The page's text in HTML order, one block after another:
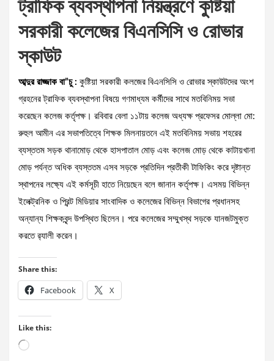
সরকারী কলেজের বিএনসিসি ও রোভার
স্কাউট
আব্দুর রাজ্জাক বা”চু : কুষ্টিয়া সরকারী কলজের বিএনসিসি ও রোভার স্কাউটদের অংশ
গ্রহনের ট্রাফিক ব্যবস্থাপনা বিষয়ে গণমাধ্যম কর্মীদের সাথে মতবিনিময় সভা
করেছেন কলেজ কর্তৃপক্ষ। রবিবার বেলা ১১টায় কলেজ অধ্যক্ষ প্রফেসর মোল্লা মো:
রুহুল আমীন এর সভাপতিত্বে শিক্ষক মিলনায়তনে এই মতবিনিময় সভায় শহরের
ব্যস্ততম সড়ক থানামোড় থেকে হাসপাতাল মোড় এবং কলেজ মোড় থেকে কাটায়খানা
মোড় পর্যন্ত অধিক ব্যস্ততম এসব সড়কে প্রতিদিন প্রতীকী টাফিকিং করে দৃষ্টান্ত
স্থাপনের লক্ষ্যে এই কর্মসূচী হাতে নিয়েছেন বলে জানান কর্তৃপক্ষ। এসময় বিভিন্ন
ইলেক্ট্রনিক ও প্রিন্ট মিডিয়ার সাংবাদিক ও কলেজের বিভিন্ন বিভাগের প্রধানসহ
অন্যান্য শিক্ষকবৃন্দ উপস্থিত ছিলেন। পরে কলেজের সম্মুখস্থ সড়কে যানজটমুক্ত
করতে র‌্যালী করেন।
Share this:
Facebook X
Like this:
Loading…